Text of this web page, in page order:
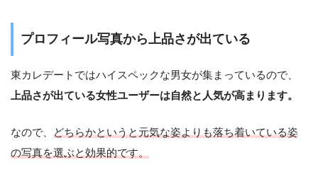
プロフィール写真から上品さが出ている
東カレデートではハイスペックな男女が集まっているので、
上品さが出ている女性ユーザーは自然と人気が高まります。
なので、
どちらかというと元気な姿よりも落ち着いている姿
の写真を選ぶと効果的です。